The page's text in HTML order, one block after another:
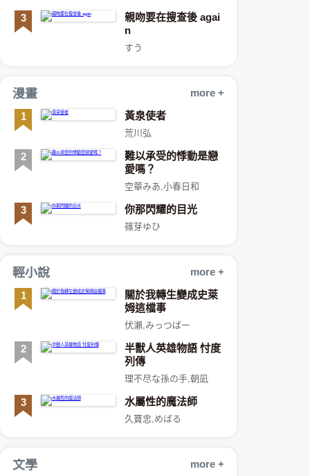
3
親吻要在搜查後 agai
n
すう
漫畫
more +
1
黃泉使者
荒川弘
2
難以承受的悸動是戀
愛嗎？
空華みあ,小春日和
3 你那閃耀的目光
篠芽ゆひ
輕小說
more +
1
關於我轉生變成史萊
姆這檔事
伏瀬,みっつばー
2
半獸人英雄物語 忖度
列傳
理不尽な孫の手,朝凪
3 水屬性的魔法師
久寶忠,めばる
文學
more +